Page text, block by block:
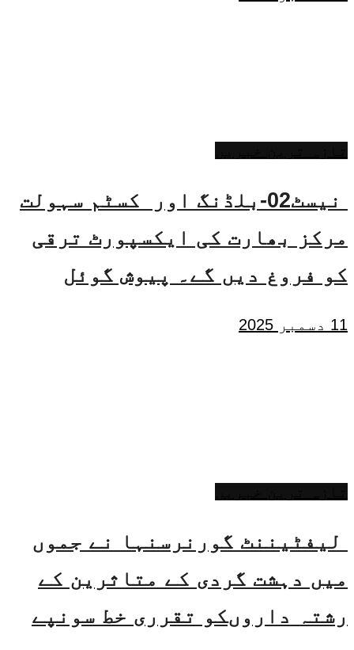
نیسٹ02-بلڈنگ اور کسٹم سہولت
مرکز بھارت کی ایکسپورٹ ترقی
کو فروغ دیں گے۔ پیوش گوئل
11 دسمبر 2025
لیفٹیننٹ گورنرسنہا نے جموں
میں دہشت گردی کے متاثرین کے
رشتہ داروںکو تقرری خط سونپے